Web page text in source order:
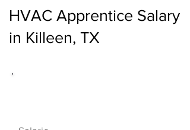
HVAC Apprentice Salary
in Killeen, TX